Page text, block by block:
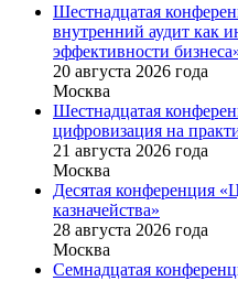
Шестнадцатая
внутренний аудит как
эффективности
20 августа 2026 года
Москва
Шестнадцатая
цифровизация на
21 августа 2026 года
Москва
Десятая конференция
казначейства»
28 августа 2026 года
Москва
Семнадцатая